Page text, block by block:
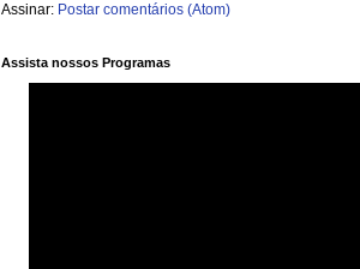
Assinar: Postar comentários (Atom)
Assista nossos Programas